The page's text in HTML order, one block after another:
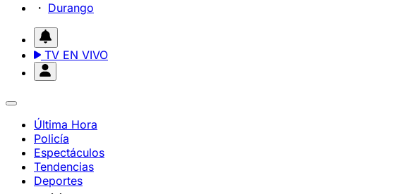
Durango
TV EN VIVO
Última Hora
Policía
Espectáculos
Tendencias
Deportes